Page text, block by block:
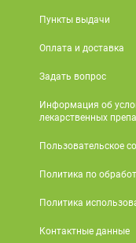
Пункты выдачи
Оплата и доставка
Задать вопрос
Информация об
лекарственных
Пользовательское
Политика по
Политика
Контактные данные